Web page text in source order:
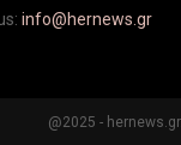
info@hernews.gr
@2025 -